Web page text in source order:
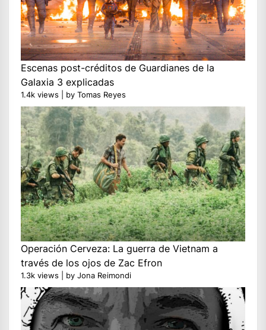
Escenas post-créditos de Guardianes de la
Galaxia 3 explicadas
1.4k views by Tomas Reyes
Operación Cerveza: La guerra de Vietnam a
través de los ojos de Zac Efron
1.3k views by Jona Reimondi